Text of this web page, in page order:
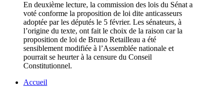
En deuxième lecture, la commission des lois du Sénat a
voté conforme la proposition de loi dite anticasseurs
adoptée par les députés le 5 février. Les sénateurs, à
l’origine du texte, ont fait le choix de la raison car la
proposition de loi de Bruno Retailleau a été
sensiblement modifiée à l’Assemblée nationale et
pourrait se heurter à la censure du Conseil
Constitutionnel.
Accueil